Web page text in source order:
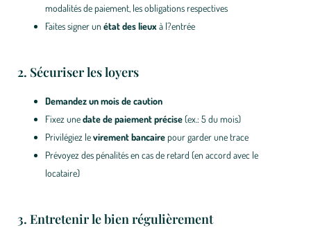
modalités de paiement, les obligations respectives
Faites signer unétat des lieux à l?entrée
2. Sécuriser les loyers
Demandez un mois de caution
Fixez unedate de paiement précise(ex.: 5 du mois)
Privilégiez levirement bancairepour garder une trace
Prévoyez des pénalités en cas de retard (en accord avec le
locataire)
3. Entretenir le bien régulièrement